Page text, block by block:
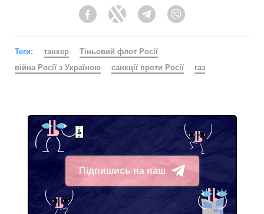
FacebookTwitter Telegram
Теги: танкер
Тіньовий флот Росії
війна Росії з Україною
санкції проти Росії газ
Підпишись на наш
Telegram